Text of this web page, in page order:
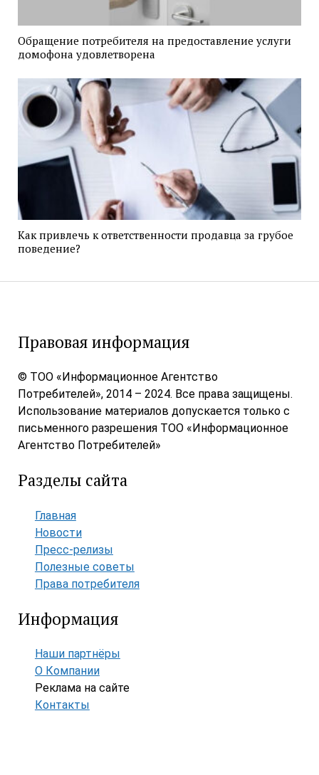
Обращение потребителя на предоставление услуги
домофона удовлетворена
Как привлечь к ответственности продавца за грубое
поведение?
Правовая информация
© ТОО «Информационное Агентство
Потребителей», 2014 – 2024. Все права защищены.
Использование материалов допускается только с
письменного разрешения ТОО «Информационное
Агентство Потребителей»
Разделы сайта
Главная
Новости
Пресс-релизы
Полезные советы
Права потребителя
Информация
Наши партнёры
О Компании
Реклама на сайте
Контакты